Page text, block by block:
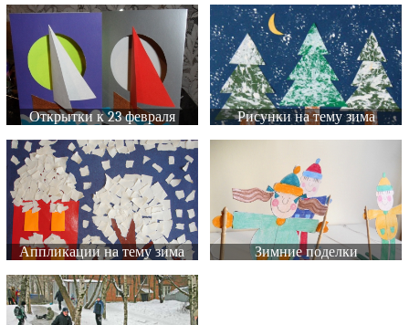
Открытки к 23 февраля Рисунки на тему зима
Аппликации на тему зима Зимние поделки